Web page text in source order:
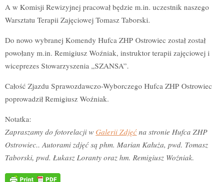
A w Komisji Rewizyjnej pracował będzie m.in. uczestnik naszego
Warsztatu Terapii Zajęciowej Tomasz Taborski.
Do nowo wybranej Komendy Hufca ZHP Ostrowiec został został
powołany m.in. Remigiusz Woźniak, instruktor terapii zajęciowej i
wiceprezes Stowarzyszenia „SZANSA”.
Całość Zjazdu Sprawozdawczo-Wyborczego Hufca ZHP Ostrowiec
poprowadził Remigiusz Woźniak.
Notatka:
Zapraszamy do fotorelacji w Galerii Zdjęć na stronie Hufca ZHP
Ostrowiec.. Autorami zdjęć są phm. Marian Kałuża, pwd. Tomasz
Taborski, pwd. Łukasz Loranty oraz hm. Remigiusz Woźniak.